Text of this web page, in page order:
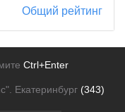
Общий рейтинг
Ctrl+Enter
Екатеринбург (343)